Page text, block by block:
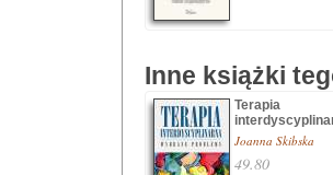
Inne książki
Terapia
Joanna Skibska
49.80